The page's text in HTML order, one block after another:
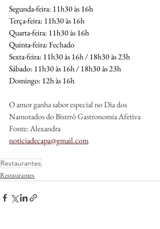
Segunda-feira: 11h30 às 16h
Terça-feira: 11h30 às 16h
Quarta-feira: 11h30 às 16h
Quinta-feira: Fechado
Sexta-feira: 11h30 às 16h / 18h30 às 23h
Sábado: 11h30 às 16h / 18h30 às 23h
Domingo: 12h às 16h
O amor ganha sabor especial no Dia dos
Namorados do Bistrrô Gastronomia Afetiva
Fonte: Alexandra
noticiadecapa@gmail.com
Restaurantes
Restaurantes